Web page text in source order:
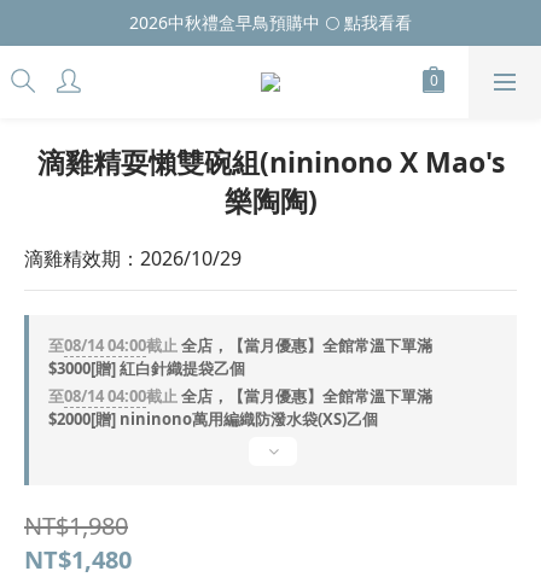
2026中秋禮盒早鳥預購中 🌕 點我看看
滴雞精耍懶雙碗組(nininono X Mao's
樂陶陶)
滴雞精效期：2026/10/29
至08/14 04:00截止全店，【當月優惠】全館常溫下單滿
$3000[贈] 紅白針織提袋乙個
至08/14 04:00截止全店，【當月優惠】全館常溫下單滿
$2000[贈] nininono萬用編織防潑水袋(XS)乙個
NT$1,980
NT$1,480